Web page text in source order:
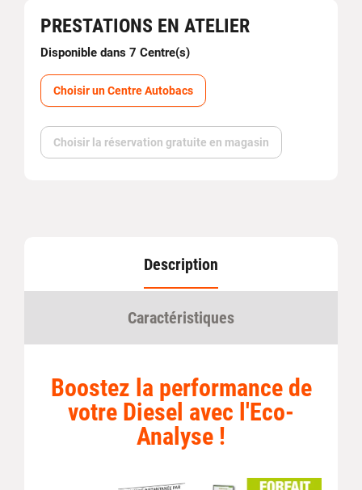
PRESTATIONS EN ATELIER
Disponible dans 7 Centre(s)
Choisir un Centre Autobacs
Choisir la réservation gratuite en magasin
Description
Caractéristiques
Boostez la performance de
votre Diesel avec l'Eco-
Analyse !